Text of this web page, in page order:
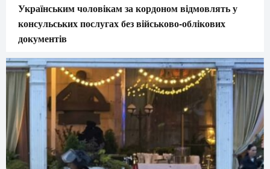
Українським чоловікам за кордоном відмовлять у
консульських послугах без військово-облікових
документів